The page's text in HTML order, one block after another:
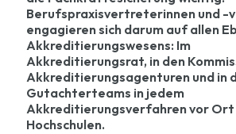
Berufspraxisvertreterinnen und
engagieren sich darum auf allen
Akkreditierungswesens: Im
Akkreditierungsrat, in den
Akkreditierungsagenturen und in
Gutachterteams in jedem
Akkreditierungsverfahren vor Ort
Hochschulen.